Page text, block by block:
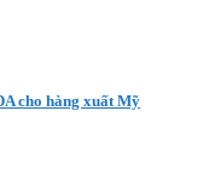
cho hàng xuất Mỹ